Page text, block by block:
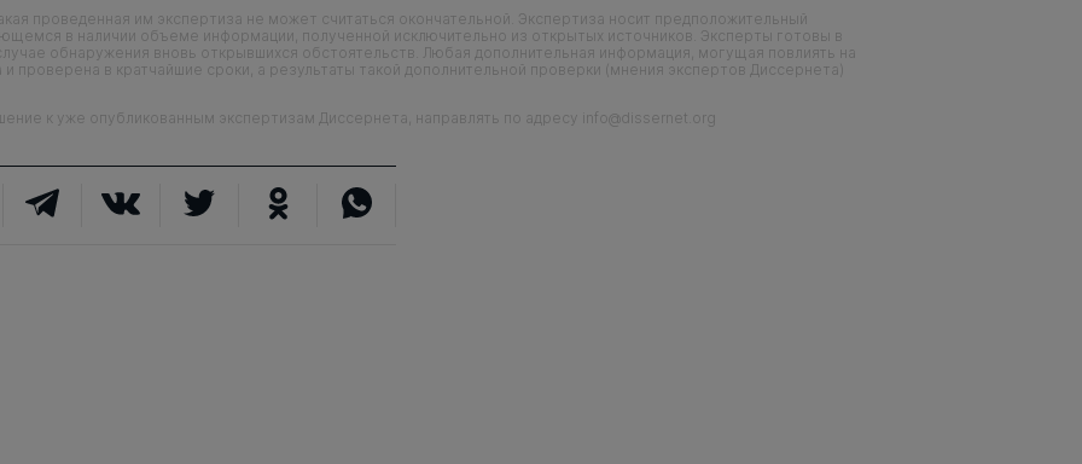
проведенная им экспертиза не может считаться окончательной. Экспертиза носит предположительный
в наличии объеме информации, полученной исключительно из открытых источников. Эксперты готовы в
обнаружения вновь открывшихся обстоятельств. Любая дополнительная информация, могущая повлиять на
проверена в кратчайшие сроки, а результаты такой дополнительной проверки (мнения экспертов Диссернета)
к уже опубликованным экспертизам Диссернета, направлять по адресу info@dissernet.org